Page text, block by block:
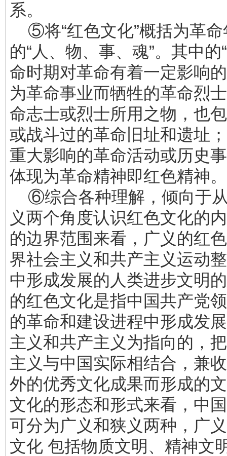
系。
⑤将“红色文化”概括为革命
的“人、物、事、魂”。其中的
命时期对革命有着一定影响
为革命事业而牺牲的革命烈
命志士或烈士所用之物，也
或战斗过的革命旧址和遗址；
重大影响的革命活动或历史事
体现为革命精神即红色精神。
⑥综合各种理解，倾向于
义两个角度认识红色文化的
的边界范围来看，广义的红
界社会主义和共产主义运动
中形成发展的人类进步文明
的红色文化是指中国共产党
的革命和建设进程中形成发
主义和共产主义为指向的，
主义与中国实际相结合，兼
外的优秀文化成果而形成的
文化的形态和形式来看，中
可分为广义和狭义两种，广
文化 包括物质文明、精神文